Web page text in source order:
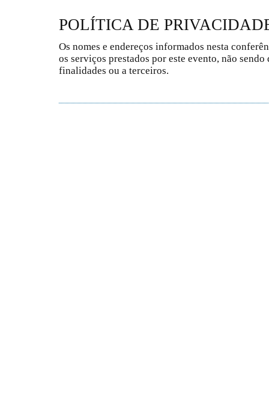
POLÍTICA DE
Os nomes e endereços informados nesta
os serviços prestados por este evento, não
finalidades ou a terceiros.